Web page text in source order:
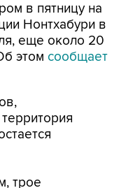
в пятницу на
Нонтхабури в
еще около 20
этом сообщает
трое